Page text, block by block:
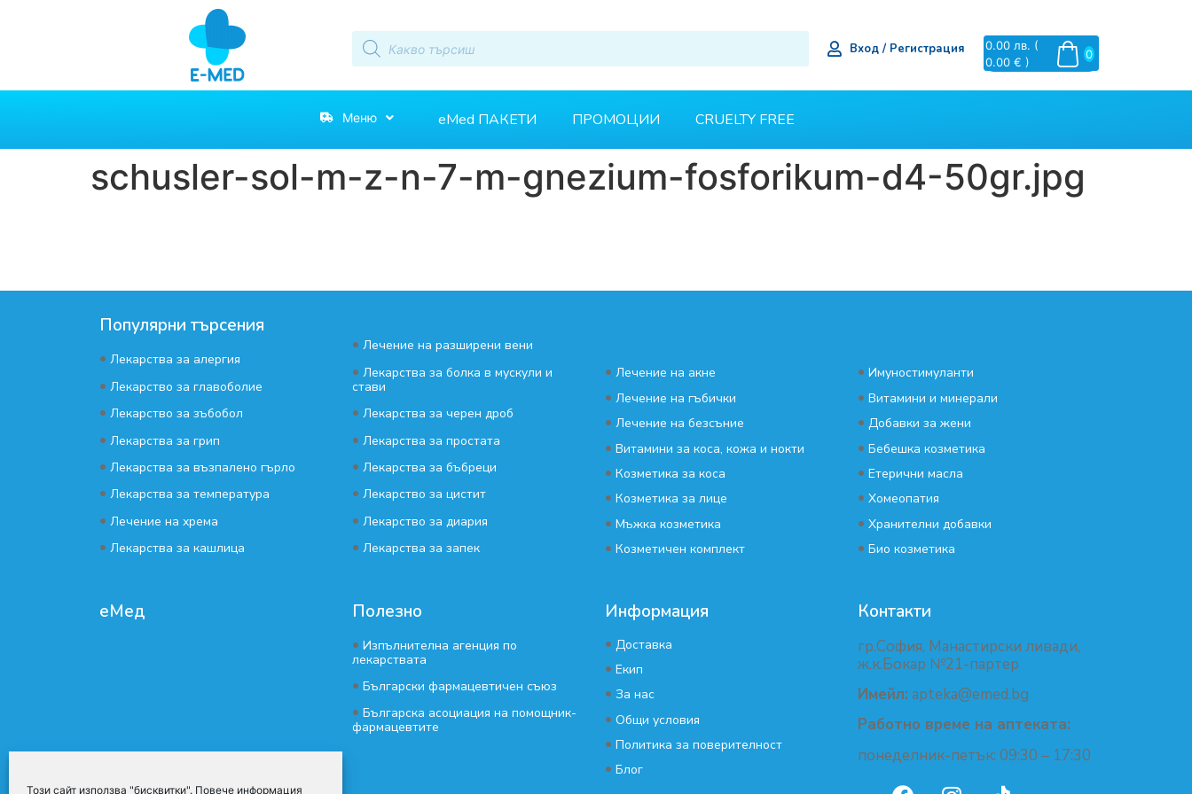
Този сайт използва "бисквитки". Повече информация
Вход / Регистрация 0
0.00 лв. (
0.00 € )
Меню eMed ПАКЕТИ ПРОМОЦИИ CRUELTY FREE
schusler-sol-m-z-n-7-m-gnezium-fosforikum-d4-50gr.jpg
Популярни търсения
• Лекарства за алергия
• Лекарство за главоболие
• Лекарство за зъбобол
• Лекарства за грип
• Лекарства за възпалено гърло
• Лекарства за температура
• Лечение на хрема
• Лекарства за кашлица
• Лечение на разширени вени
• Лекарства за болка в мускули и
стави
• Лекарства за черен дроб
• Лекарства за простата
• Лекарства за бъбреци
• Лекарство за цистит
• Лекарство за диария
• Лекарства за запек
• Лечение на акне
• Лечение на гъбички
• Лечение на безсъние
• Витамини за коса, кожа и нокти
• Козметика за коса
• Козметика за лице
• Мъжка козметика
• Козметичен комплект
• Имуностимуланти
• Витамини и минерали
• Добавки за жени
• Бебешка козметика
• Етерични масла
• Хомеопатия
• Хранителни добавки
• Био козметика
еМед Полезно
• Изпълнителна агенция по
лекарствата
• Български фармацевтичен съюз
• Българска асоциация на помощник-
фармацевтите
Информация
• Доставка
• Екип
• За нас
• Общи условия
• Политика за поверителност
• Блог
Контакти
гр.София, Манастирски ливади,
ж.к.Бокар №21-партер
Имейл: apteka@emed.bg
Работно време на аптеката:
понеделник-петък: 09:30 – 17:30